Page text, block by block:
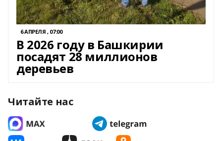
6 АПРЕЛЯ , 07:00
В 2026 году в Башкирии
посадят 28 миллионов
деревьев
Читайте нас